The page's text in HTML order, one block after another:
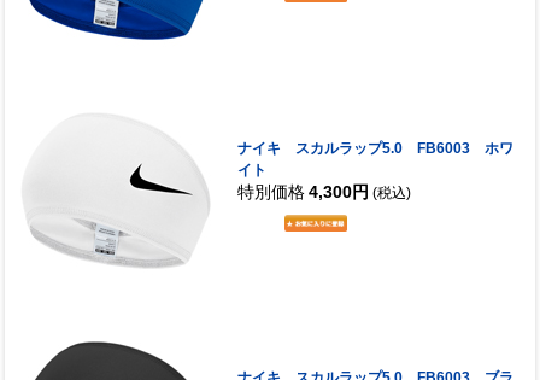
ナイキ スカルラップ5.0 FB6003 ホワ
イト
特別価格 4,300円 (税込)